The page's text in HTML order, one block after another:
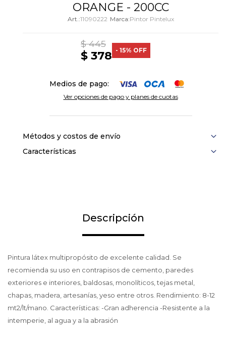
ORANGE - 200CC
11090222 Pintor Pintelux
$ 378
$ 445
15
Medios de pago:
Ver opciones de pago y planes de cuotas
Métodos y costos de envío
Características
Descripción
Pintura látex multipropósito de excelente calidad. Se
recomienda su uso en contrapisos de cemento, paredes
exteriores e interiores, baldosas, monolíticos, tejas metal,
chapas, madera, artesanías, yeso entre otros. Rendimiento: 8-12
mt2/lt/mano. Características: -Gran adherencia -Resistente a la
intemperie, al agua y a la abrasión